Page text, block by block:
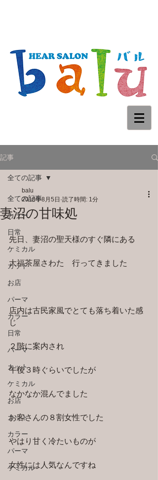
記事
全ての記事
カラー
日常
ケミカル
カット
お店
パーマ
カラー
日常
パーマ
カット
ケミカル
お店
カット
カラー
パーマ
ケミカル
全ての記事
妻沼の甘味処
balu
2018年8月5日 読了時間: 1分
先日、妻沼の聖天様のすぐ隣にある
大福茶屋さわた　行ってきました
店内は古民家風でとても落ち着いた感
じ
２階に案内され
午後３時ぐらいでしたが
なかなか混んでました
お客さんの８割女性でした
やはり甘く冷たいものが
女性には人気なんですね